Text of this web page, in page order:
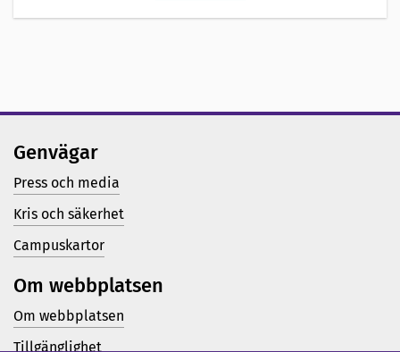
Genvägar
Press och media
Kris och säkerhet
Campuskartor
Om webbplatsen
Om webbplatsen
Tillgänglighet